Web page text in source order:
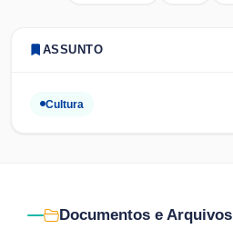
ASSUNTO
Cultura
Documentos e Arquivos